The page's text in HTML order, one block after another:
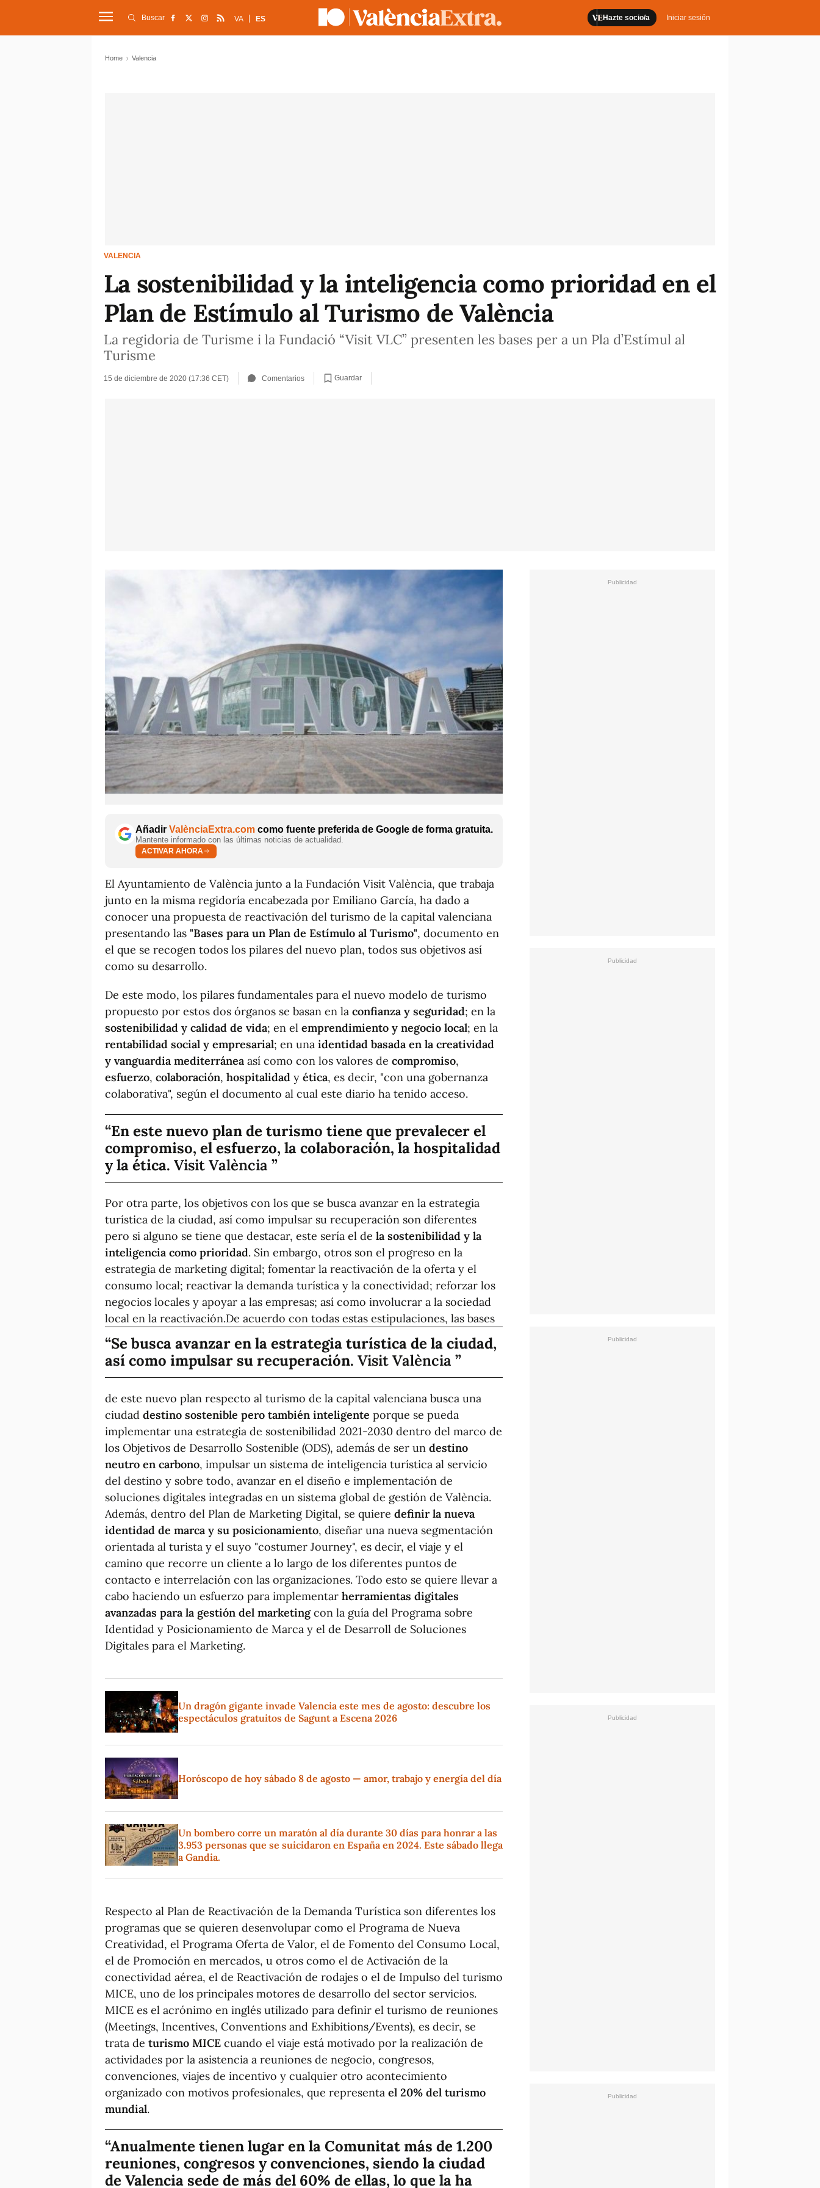
Hazte socio/a Iniciar sesión
Buscar VA ES
Home Valencia
VALENCIA
La sostenibilidad y la inteligencia como prioridad en el
Plan de Estímulo al Turismo de València
La regidoria de Turisme i la Fundació “Visit VLC” presenten les bases per a un Pla d’Estímul al
Turisme
15 de diciembre de 2020 (17:36 CET) Comentarios Guardar
Añadir ValènciaExtra.com como fuente preferida de Google de forma gratuita.
Mantente informado con las últimas noticias de actualidad.
ACTIVAR AHORA
El Ayuntamiento de València junto a la Fundación Visit València, que trabaja
junto en la misma regidoría encabezada por Emiliano García, ha dado a
conocer una propuesta de reactivación del turismo de la capital valenciana
presentando las "Bases para un Plan de Estímulo al Turismo", documento en
el que se recogen todos los pilares del nuevo plan, todos sus objetivos así
como su desarrollo.
De este modo, los pilares fundamentales para el nuevo modelo de turismo
propuesto por estos dos órganos se basan en la confianza y seguridad; en la
sostenibilidad y calidad de vida; en el emprendimiento y negocio local; en la
rentabilidad social y empresarial; en una identidad basada en la creatividad
y vanguardia mediterránea así como con los valores de compromiso,
esfuerzo, colaboración, hospitalidad y ética, es decir, "con una gobernanza
colaborativa", según el documento al cual este diario ha tenido acceso.
En este nuevo plan de turismo tiene que prevalecer el
compromiso, el esfuerzo, la colaboración, la hospitalidad
y la ética. Visit València
Por otra parte, los objetivos con los que se busca avanzar en la estrategia
turística de la ciudad, así como impulsar su recuperación son diferentes
pero si alguno se tiene que destacar, este sería el de la sostenibilidad y la
inteligencia como prioridad. Sin embargo, otros son el progreso en la
estrategia de marketing digital; fomentar la reactivación de la oferta y el
consumo local; reactivar la demanda turística y la conectividad; reforzar los
negocios locales y apoyar a las empresas; así como involucrar a la sociedad
local en la reactivación.
Se busca avanzar en la estrategia turística de la ciudad,
así como impulsar su recuperación. Visit València
De acuerdo con todas estas estipulaciones, las bases
de este nuevo plan respecto al turismo de la capital valenciana busca una
ciudad destino sostenible pero también inteligente porque se pueda
implementar una estrategia de sostenibilidad 2021-2030 dentro del marco de
los Objetivos de Desarrollo Sostenible (ODS), además de ser un destino
neutro en carbono, impulsar un sistema de inteligencia turística al servicio
del destino y sobre todo, avanzar en el diseño e implementación de
soluciones digitales integradas en un sistema global de gestión de València.
Además, dentro del Plan de Marketing Digital, se quiere definir la nueva
identidad de marca y su posicionamiento, diseñar una nueva segmentación
orientada al turista y el suyo "costumer Journey", es decir, el viaje y el
camino que recorre un cliente a lo largo de los diferentes puntos de
contacto e interrelación con las organizaciones. Todo esto se quiere llevar a
cabo haciendo un esfuerzo para implementar herramientas digitales
avanzadas para la gestión del marketingcon la guía del Programa sobre
Identidad y Posicionamiento de Marca y el de Desarroll de Soluciones
Digitales para el Marketing.
Un dragón gigante invade Valencia este mes de agosto: descubre los
espectáculos gratuitos de Sagunt a Escena 2026
Horóscopo de hoy sábado 8 de agosto — amor, trabajo y energía del día
Un bombero corre un maratón al día durante 30 días para honrar a las
3.953 personas que se suicidaron en España en 2024. Este sábado llega
a Gandia.
Respecto al Plan de Reactivación de la Demanda Turística son diferentes los
programas que se quieren desenvolupar como el Programa de Nueva
Creatividad, el Programa Oferta de Valor, el de Fomento del Consumo Local,
el de Promoción en mercados, u otros como el de Activación de la
conectividad aérea, el de Reactivación de rodajes o el de Impulso del turismo
MICE, uno de los principales motores de desarrollo del sector servicios.
MICE es el acrónimo en inglés utilizado para definir el turismo de reuniones
(Meetings, Incentives, Conventions and Exhibitions/Events), es decir, se
trata de turismo MICE cuando el viaje está motivado por la realización de
actividades por la asistencia a reuniones de negocio, congresos,
convenciones, viajes de incentivo y cualquier otro acontecimiento
organizado con motivos profesionales, que representa el 20% del turismo
mundial.
Anualmente tienen lugar en la Comunitat más de 1.200
reuniones, congresos y convenciones, siendo la ciudad
de Valencia sede de más del 60% de ellas, lo que la ha